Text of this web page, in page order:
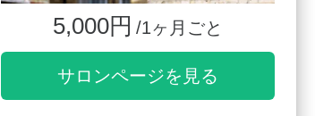
5,000円 /1ヶ月ごと
サロンページを見る